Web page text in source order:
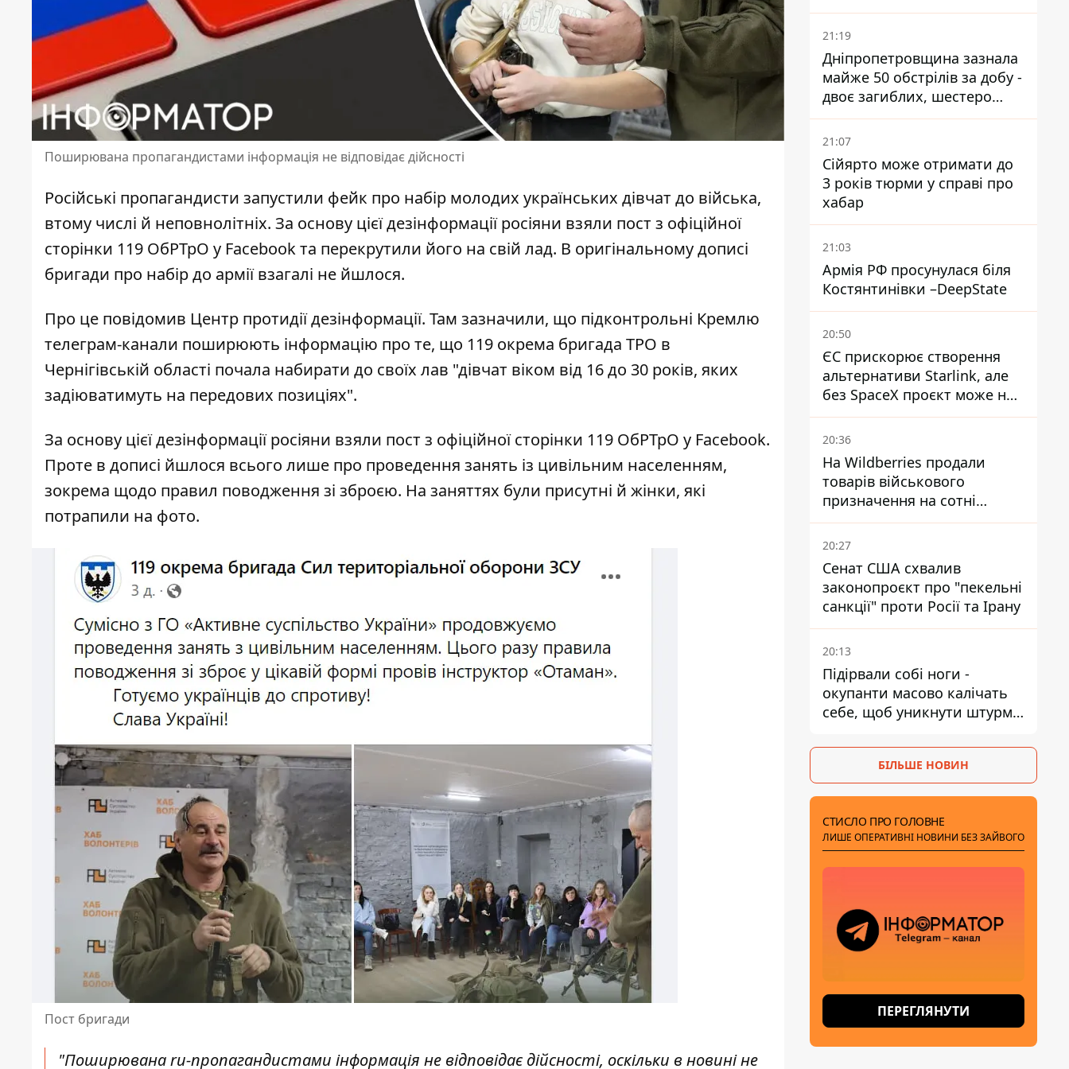
Поширювана пропагандистами інформація не відповідає дійсності
Російські пропагандисти запустили фейк про набір молодих українських дівчат до війська,
втому числі й неповнолітніх. За основу цієї дезінформації росіяни взяли пост з офіційної
сторінки 119 ОбРТрО у Facebook та перекрутили його на свій лад. В оригінальному дописі
бригади про набір до армії взагалі не йшлося.
Про це повідомив Центр протидії дезінформації. Там зазначили, що підконтрольні Кремлю
телеграм-канали поширюють інформацію про те, що 119 окрема бригада ТРО в
Чернігівській області почала набирати до своїх лав "дівчат віком від 16 до 30 років, яких
задіюватимуть на передових позиціях".
За основу цієї дезінформації росіяни взяли пост з офіційної сторінки 119 ОбРТрО у Facebook.
Проте в дописі йшлося всього лише про проведення занять із цивільним населенням,
зокрема щодо правил поводження зі зброєю. На заняттях були присутні й жінки, які
потрапили на фото.
Пост бригади
"Поширювана ru-пропагандистами інформація не відповідає дійсності, оскільки в новині не
21:19
Дніпропетровщина зазнала
майже 50 обстрілів за добу -
двоє загиблих, шестеро
постраждалих
21:07
Сійярто може отримати до
3 років тюрми у справі про
хабар
21:03
Армія РФ просунулася біля
Костянтинівки –DeepState
20:50
ЄС прискорює створення
альтернативи Starlink, але
без SpaceX проєкт може не
обійтися
20:36
На Wildberries продали
товарів військового
призначення на сотні
мільйонів, але удари ЗСУ
змінили ситуацію
20:27
Сенат США схвалив
законопроєкт про "пекельні
санкції" проти Росії та Ірану
20:13
Підірвали собі ноги -
окупанти масово калічать
себе, щоб уникнути штурмів
БІЛЬШЕ НОВИН
СТИСЛО ПРО ГОЛОВНЕ
ЛИШЕ ОПЕРАТИВНІ НОВИНИ БЕЗ ЗАЙВОГО
ПЕРЕГЛЯНУТИ